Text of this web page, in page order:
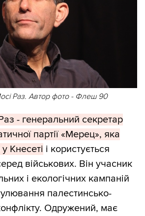
Раз. Автор фото - Флеш 90
- генеральний секретар
партії «Мерец», яка
Кнесеті і користується
військових. Він учасник
і екологічних кампаній
палестинсько-
Одружений, має